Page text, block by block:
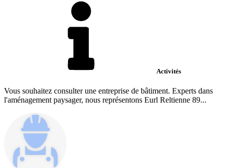
Activités
Vous souhaitez consulter une entreprise de bâtiment. Experts dans
l'aménagement paysager, nous représentons Eurl Reltienne 89...